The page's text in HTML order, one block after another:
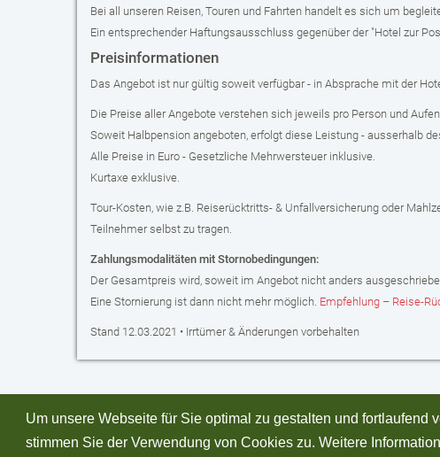
Um unsere Webseite für Sie optimal zu gestalten und
stimmen Sie der Verwendung von Cookies zu. Weitere
Bei all unseren Reisen, Touren und Fahrten handelt es sich um
Ein entsprechender Haftungsausschluss gegenüber der "Hotel zur
Preisinformationen
Das Angebot ist nur gültig soweit verfügbar - in Absprache mit der
Die Preise aller Angebote verstehen sich jeweils pro Person und
Soweit Halbpension angeboten, erfolgt diese Leistung - ausserhalb
Alle Preise in Euro - Gesetzliche Mehrwersteuer inklusive.
Kurtaxe exklusive.
Tour-Kosten, wie z.B. Reiserücktritts- & Unfallversicherung oder
Teilnehmer selbst zu tragen.
Zahlungsmodalitäten mit Stornobedingungen:
Der Gesamtpreis wird, soweit im Angebot nicht anders
Eine Stornierung ist dann nicht mehr möglich. Empfehlung – Reise-
Stand 12.03.2021 • Irrtümer & Änderungen vorbehalten